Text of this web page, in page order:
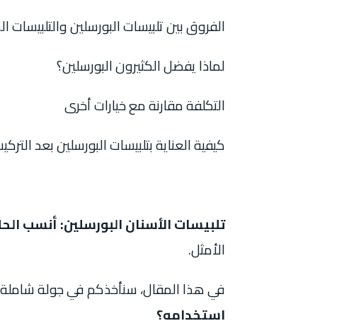
الفروق بين تلبيسات البورسلين والتلبيسات
لماذا يفضل الكثيرون البورسلين؟
التكلفة مقارنة مع خيارات أخرى
كيفية العناية بتلبيسات البورسلين بعد
تلبيسات الأسنان البورسلين: أنسب
الأمثل.
في هذا المقال، سنأخذكم في جولة
استخدامه؟